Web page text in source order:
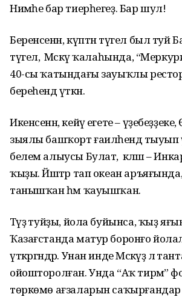
Нимәһе бар тиерһегеҙ. Бар шул!
Беренсенән, күптән түгел был
түгел, ә Мәскәү ҡалаһында,
40-сы ҡатындағы зауыҡлы
береһендә үткән.
Икенсенән, кейәү егете –
зыялы башҡорт ғаиләһендә тыуып
белем алыусы Булат, ә кәләш –
ҡыҙы. Йәштәр тап океан
танышҡан һәм ҡауышҡан.
Тәүҙә туйҙы, йола буйынса, ҡыҙ
Ҡазағстанда матур боронғо
үткәргәндәр. Унан инде Мәскәүҙә лә
ойошторолған. Унда “Аҡ тирмә”
төркөмө ағзаларын саҡырғандар